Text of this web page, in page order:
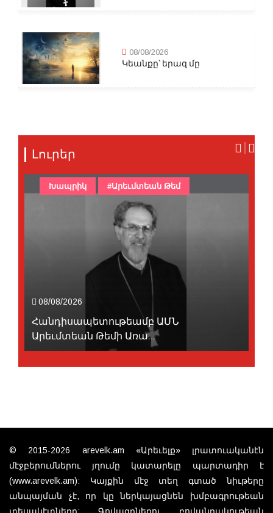
08/08/2026
Կեանքը՝ երազ մը
Լուրեր
08/08/2026
Հանդիսապետութեամբ ԱՄՆ
Արեւմտեան Թեմի Առա...
Խապրիկ #Արեւմտեան Թեմ
© 2015-2026 arevelk.am «Արեւելք» լրատուականէն
մէջբերումներու յղումը կատարելը պարտադիր է
(www.arevelk.am): Կայքին մէջ տեղ գտած նիւթերը
անպայման չէ, որ կը ներկայացնեն խմբագրութեան
տեսակէտները: Գովազդներու բովանդակութեան